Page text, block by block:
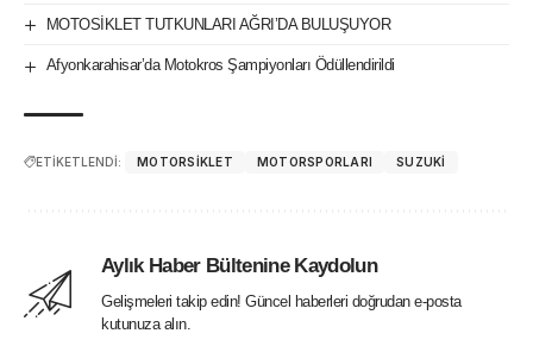
MOTOSİKLET TUTKUNLARI AĞRI’DA BULUŞUYOR
Afyonkarahisar’da Motokros Şampiyonları Ödüllendirildi
ETİKETLENDİ: MOTORSIKLET MOTORSPORLARI SUZUKI
Aylık Haber Bültenine Kaydolun
Gelişmeleri takip edin! Güncel haberleri doğrudan e-posta
kutunuza alın.